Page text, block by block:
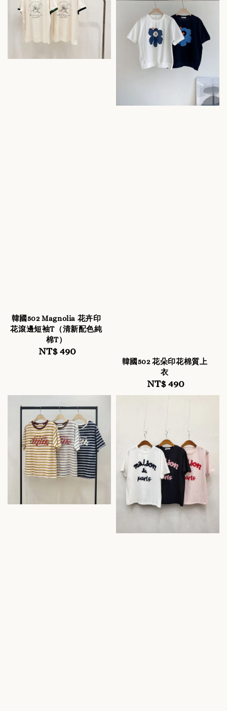
韓國502 Magnolia 花卉印
花滾邊短袖T（清新配色純
棉T）
Regular
NT$ 490
韓國502 花朵印花棉質上
衣
Regular
price
NT$ 490